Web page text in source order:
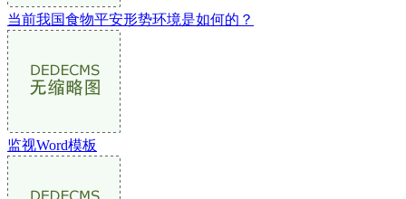
当前我国食物平安形势环境是如何的？
监视Word模板